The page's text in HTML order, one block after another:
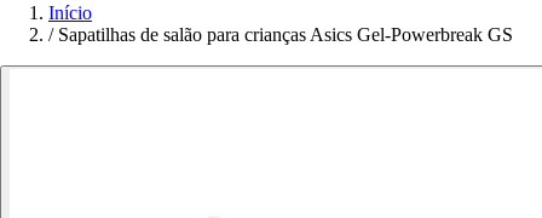
Início
/ Sapatilhas de salão para crianças Asics Gel-Powerbreak GS